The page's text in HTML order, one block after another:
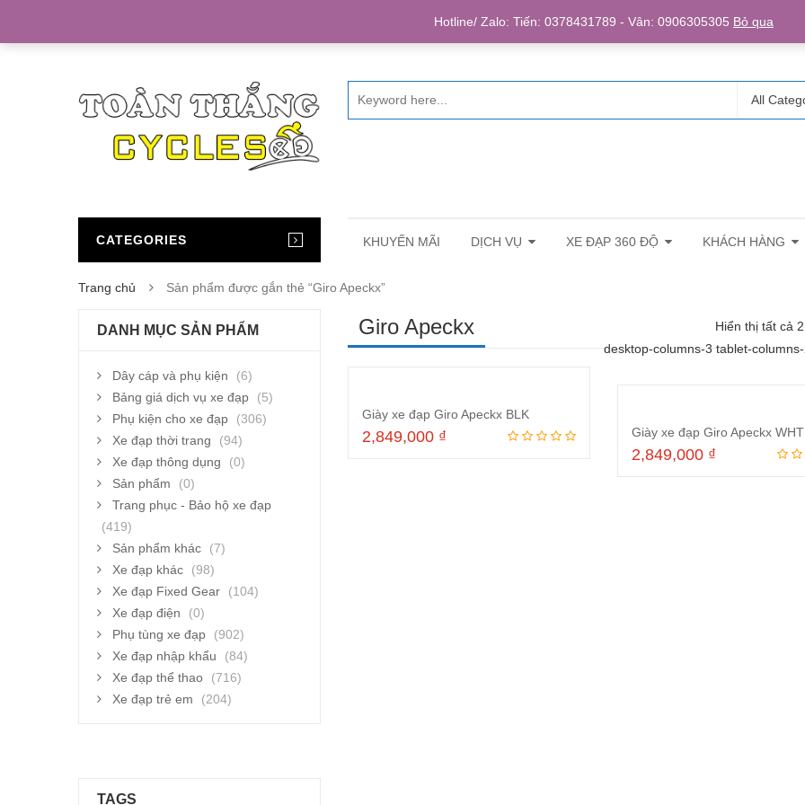
Login/
All
CATEGORIES KHUYẾN MÃI DỊCH VỤ XE ĐẠP 360 ĐỘ KHÁCH HÀNG
Trang chủ Sản phẩm được gắn thẻ “Giro Apeckx”
Giro Apeckx
Hiển thị tất cả
desktop-columns-3 tablet-
Giày xe đạp Giro Apeckx BLK
2,849,000 ₫ Giày xe đạp Giro Apeckx WHT
2,849,000 ₫
DANH MỤC SẢN PHẨM
Dây cáp và phụ kiện
(6)
Bảng giá dịch vụ xe đạp
(5)
Phụ kiện cho xe đạp
(306)
Xe đạp thời trang
(94)
Xe đạp thông dụng
(0)
Sản phẩm
(0)
Trang phục - Bảo hộ xe đạp
(419)
Sản phẩm khác
(7)
Xe đạp khác
(98)
Xe đạp Fixed Gear
(104)
Xe đạp điện
(0)
Phụ tùng xe đạp
(902)
Xe đạp nhập khẩu
(84)
Xe đạp thể thao
(716)
Xe đạp trẻ em
(204)
TAGS
Hotline/ Zalo: Tiến: 0378431789 - Vân: 0906305305 Bỏ qua